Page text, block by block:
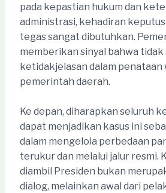
pada kepastian hukum dan
administrasi, kehadiran
tegas sangat dibutuhkan.
memberikan sinyal bahwa tidak
ketidakjelasan dalam penataan
pemerintah daerah.
Ke depan, diharapkan seluruh
dapat menjadikan kasus ini
dalam mengelola perbedaan
terukur dan melalui jalur resmi.
diambil Presiden bukan
dialog, melainkan awal dari